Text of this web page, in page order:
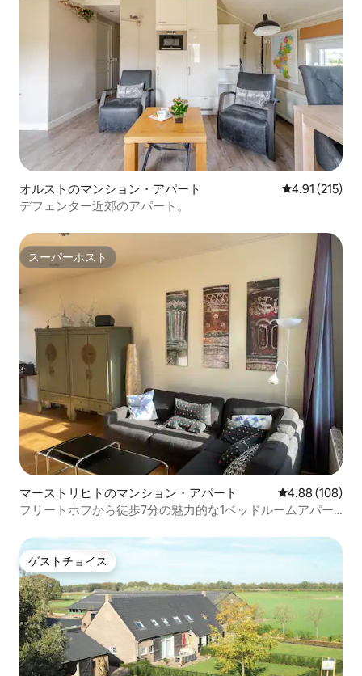
オルストのマンション・アパート レビュー215
4.91 (215)
デフェンター近郊のアパート。
スーパーホスト
スーパーホスト
マーストリヒトのマンション・アパート レビュー108
4.88 (108)
フリートホフから徒歩7分の魅力的な1ベッドルームアパー
ゲストチョイス
ゲストチョイス